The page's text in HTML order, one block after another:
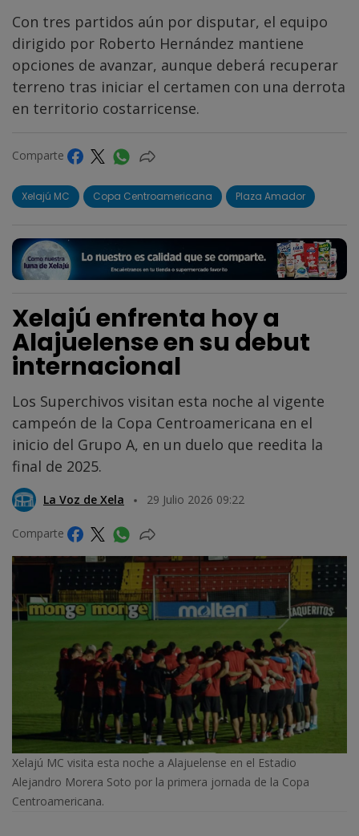
Con tres partidos aún por disputar, el equipo
dirigido por Roberto Hernández mantiene
opciones de avanzar, aunque deberá recuperar
terreno tras iniciar el certamen con una derrota
en territorio costarricense.
Comparte
Xelajú MC Copa Centroamericana Plaza Amador
Xelajú enfrenta hoy a
Alajuelense en su debut
internacional
Los Superchivos visitan esta noche al vigente
campeón de la Copa Centroamericana en el
inicio del Grupo A, en un duelo que reedita la
final de 2025.
La Voz de Xela 29 Julio 2026 09:22
Comparte
Xelajú MC visita esta noche a Alajuelense en el Estadio
Alejandro Morera Soto por la primera jornada de la Copa
Centroamericana.